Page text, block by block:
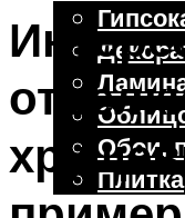
Обои,
Плитка